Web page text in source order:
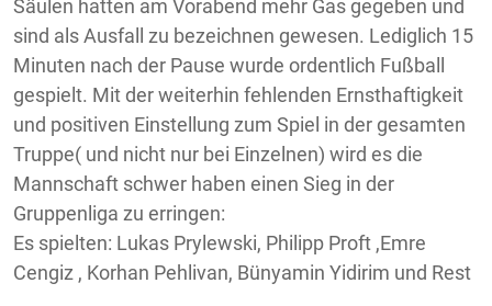
Säulen hatten am Vorabend mehr Gas gegeben und
sind als Ausfall zu bezeichnen gewesen. Lediglich 15
Minuten nach der Pause wurde ordentlich Fußball
gespielt. Mit der weiterhin fehlenden Ernsthaftigkeit
und positiven Einstellung zum Spiel in der gesamten
Truppe( und nicht nur bei Einzelnen) wird es die
Mannschaft schwer haben einen Sieg in der
Gruppenliga zu erringen:
Es spielten: Lukas Prylewski, Philipp Proft ,Emre
Cengiz , Korhan Pehlivan, Bünyamin Yidirim und Rest